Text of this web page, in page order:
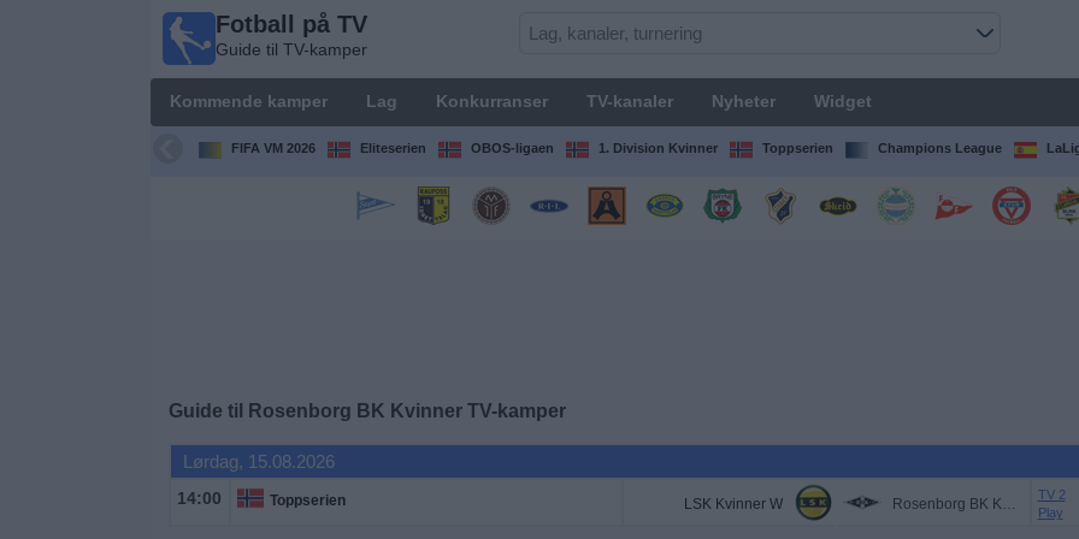
Fotball på TV
Guide til TV-kamper
Kommende kamper Lag Konkurranser TV-kanaler Nyheter Widget
FIFA VM 2026 Eliteserien OBOS-ligaen 1. Division Kvinner Toppserien Champions League
Guide til Rosenborg BK KvinnerTV-kamper
Lørdag, 15.08.2026
14:00 Toppserien LSK Kvinner W Rosenborg BK Kvinner
TV 2
Play